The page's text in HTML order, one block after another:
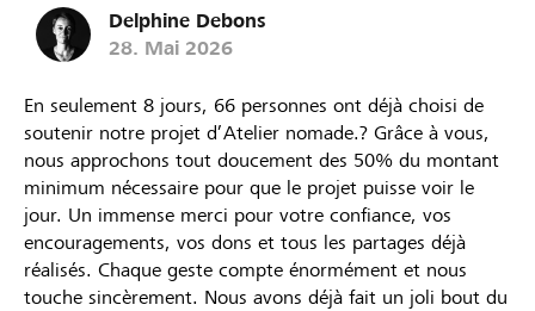
Delphine Debons
28. Mai 2026
En seulement 8 jours, 66 personnes ont déjà choisi de
soutenir notre projet d’Atelier nomade.? Grâce à vous,
nous approchons tout doucement des 50% du montant
minimum nécessaire pour que le projet puisse voir le
jour. Un immense merci pour votre confiance, vos
encouragements, vos dons et tous les partages déjà
réalisés. Chaque geste compte énormément et nous
touche sincèrement. Nous avons déjà fait un joli bout du